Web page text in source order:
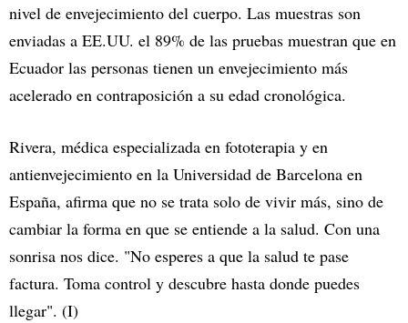
nivel de envejecimiento del cuerpo. Las muestras son
enviadas a EE.UU. el 89% de las pruebas muestran que en
Ecuador las personas tienen un envejecimiento más
acelerado en contraposición a su edad cronológica.
Rivera, médica especializada en fototerapia y en
antienvejecimiento en la Universidad de Barcelona en
España, afirma que no se trata solo de vivir más, sino de
cambiar la forma en que se entiende a la salud. Con una
sonrisa nos dice. "No esperes a que la salud te pase
factura. Toma control y descubre hasta donde puedes
llegar". (I)